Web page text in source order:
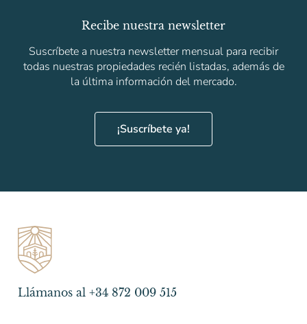
Recibe nuestra newsletter
Suscríbete a nuestra newsletter mensual para recibir
todas nuestras propiedades recién listadas, además de
la última información del mercado.
¡Suscríbete ya!
Llámanos al +34 872 009 515